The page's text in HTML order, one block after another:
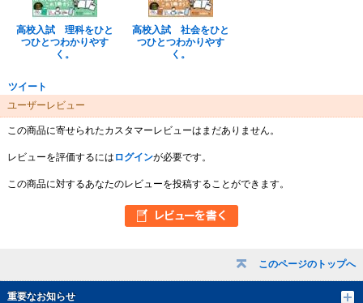
このページのトップへ
重要なお知らせ
高校入試 理科をひと
つひとつわかりやす
く。
高校入試 社会をひと
つひとつわかりやす
く。
ツイート
ユーザーレビュー
この商品に寄せられたカスタマーレビューはまだありません。
レビューを評価するには ログインが必要です。
この商品に対するあなたのレビューを投稿することができます。